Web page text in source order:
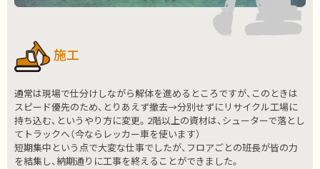
施工
通常は現場で仕分けしながら解体を進めるところですが、このときは
スピード優先のため、とりあえず撤去→分別せずにリサイクル工場に
持ち込む、というやり方に変更。2階以上の資材は、シューターで落とし
てトラックへ（今ならレッカー車を使います）
短期集中という点で大変な仕事でしたが、フロアごとの班長が皆の力
を結集し、納期通りに工事を終えることができました。